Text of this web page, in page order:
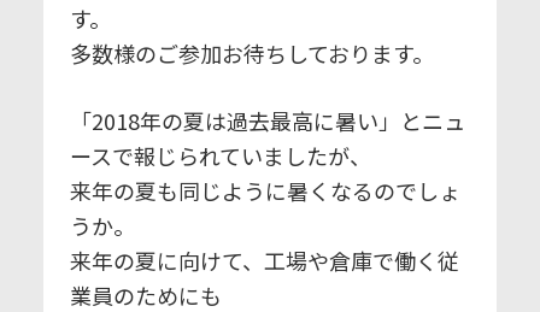
す。
多数様のご参加お待ちしております。
「2018年の夏は過去最高に暑い」とニュ
ースで報じられていましたが、
来年の夏も同じように暑くなるのでしょ
うか。
来年の夏に向けて、工場や倉庫で働く従
業員のためにも